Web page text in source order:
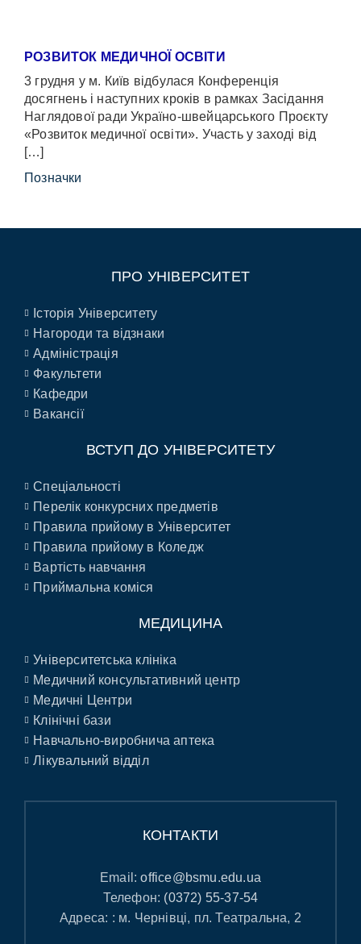
РОЗВИТОК МЕДИЧНОЇ ОСВІТИ
3 грудня у м. Київ відбулася Конференція
досягнень і наступних кроків в рамках Засідання
Наглядової ради Україно-швейцарського Проєкту
«Розвиток медичної освіти». Участь у заході від
[…]
Позначки
ПРО УНІВЕРСИТЕТ
Історія Університету
Нагороди та відзнаки
Адміністрація
Факультети
Кафедри
Вакансії
ВСТУП ДО УНІВЕРСИТЕТУ
Спеціальності
Перелік конкурсних предметів
Правила прийому в Університет
Правила прийому в Коледж
Вартість навчання
Приймальна коміся
МЕДИЦИНА
Університетська клініка
Медичний консультативний центр
Медичні Центри
Клінічні бази
Навчально-виробнича аптека
Лікувальний відділ
КОНТАКТИ
Email:office@bsmu.edu.ua
Телефон: (0372) 55-37-54
Адреса: : м. Чернівці, пл. Театральна, 2